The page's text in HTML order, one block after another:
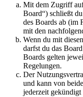
Mit dem Zugriff
Board“) schließt
des Boards ab (im
mit den
Wenn du mit
darfst du das
Boards gelten
Regelungen.
Der
und kann von
jederzeit gekündigt